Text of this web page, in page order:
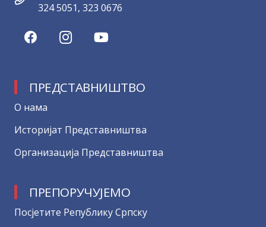
324 5051, 323 0676
ПРЕДСТАВНИШТВО
О нама
Историјат Представништва
Организација Представништва
ПРЕПОРУЧУЈЕМО
Посјетите Републику Српску